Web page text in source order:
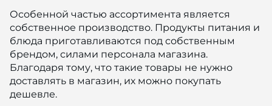
Особенной частью ассортимента является
собственное производство. Продукты питания и
блюда приготавливаются под собственным
брендом, силами персонала магазина.
Благодаря тому, что такие товары не нужно
доставлять в магазин, их можно покупать
дешевле.